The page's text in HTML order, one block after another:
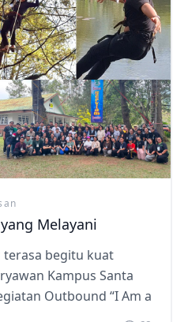
Melayani
terasa begitu kuat
Kampus Santa
Outbound “I Am a